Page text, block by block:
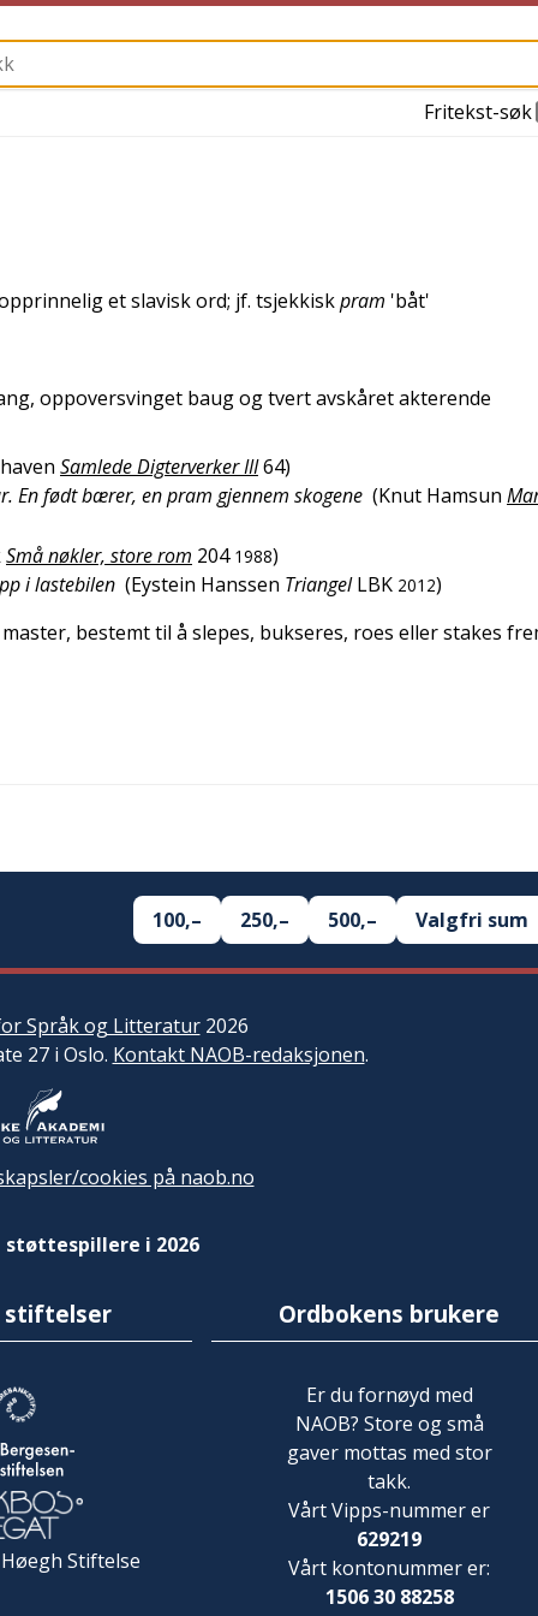
Fritekst-søk
etslaviskord; jf. tsjekkiskpram 'båt'
oppoversvinget baug og tvert avskåret akterende
Samlede Digterverker III64)
En født bærer, en pram gjennem skogene (Knut Hamsun
Små nøkler, store rom 204 1988)
i lastebilen (Eystein Hanssen Triangel LBK 2012)
bestemt til å slepes, bukseres, roes eller stakes
100,– 250,– 500,– Valgfri sum
Språk og Litteratur2026
27 i Oslo. Kontakt NAOB-redaksjonen.
cookies på naob.no
støttespillere i 2026
stiftelser
Stiftelse
Ordbokens brukere
Er du fornøyd med
NAOB? Store og små
gaver mottas med stor
takk.
Vårt Vipps-nummer er
629219
Vårt kontonummer er:
1506 30 88258